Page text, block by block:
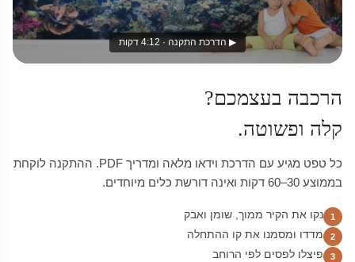
▶ הדרכת התקנה · 4:12 דקות
הרכבה בעצמכם?
קלה ופשוטה.
כל טפט מגיע עם הדרכת וידאו מלאה ומדריך PDF. ההתקנה לוקחת
בממוצע 30–60 דקות ואינה דורשת כלים מיוחדים.
1 נקו את הקיר ממוך, שומן ואבק
2 מדדו ומסמנו את קו ההתחלה
3 פיצלו לפסים לפי הרוחב